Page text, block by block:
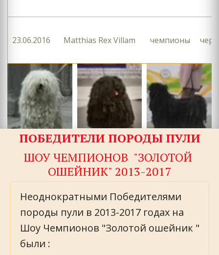
23.06.2016 Matthias Rex Villam чемпионы
ПОБЕДИТЕЛИ ПОРОДЫ ПУЛИ
ШОУ ЧЕМПИОНОВ  "ЗОЛОТОЙ
ОШЕЙНИК" 2013-2017
Неоднократными Победителями
породы пули в 2013-2017 годах на
Шоу Чемпионов "Золотой ошейник "
были :